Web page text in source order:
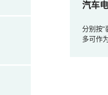
汽车
分别按“
多可作